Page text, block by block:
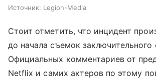
Источник: Legion-Media
Стоит отметить, что инцидент
до начала съемок заключительного
Официальных комментариев от
Netflix и самих актеров по этому